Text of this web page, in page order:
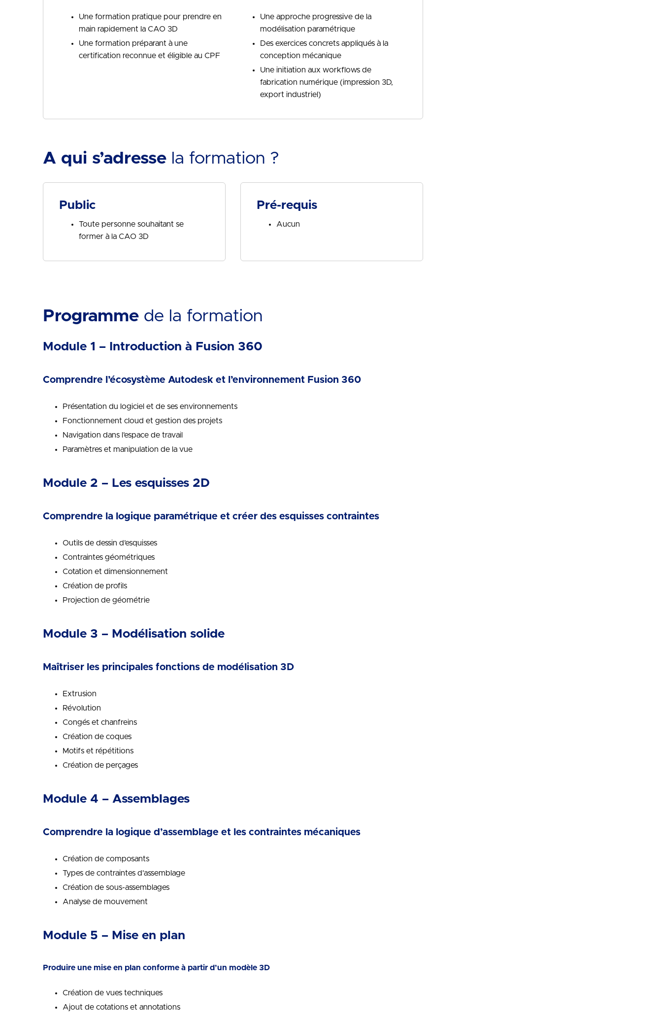
Une formation pratique pour prendre en
main rapidement la CAO 3D
Une formation préparant à une
certification reconnue et éligible au CPF
Une approche progressive de la
modélisation paramétrique
Des exercices concrets appliqués à la
conception mécanique
Une initiation aux workflows de
fabrication numérique (impression 3D,
export industriel)
A qui s’adresse la formation ?
Public
Toute personne souhaitant se
former à la CAO 3D
Pré-requis
Aucun
Programme de la formation
Module 1 – Introduction à Fusion 360
Comprendre l’écosystème Autodesk et l’environnement Fusion 360
Présentation du logiciel et de ses environnements
Fonctionnement cloud et gestion des projets
Navigation dans l’espace de travail
Paramètres et manipulation de la vue
Module 2 – Les esquisses 2D
Comprendre la logique paramétrique et créer des esquisses contraintes
Outils de dessin d’esquisses
Contraintes géométriques
Cotation et dimensionnement
Création de profils
Projection de géométrie
Module 3 – Modélisation solide
Maîtriser les principales fonctions de modélisation 3D
Extrusion
Révolution
Congés et chanfreins
Création de coques
Motifs et répétitions
Création de perçages
Module 4 – Assemblages
Comprendre la logique d’assemblage et les contraintes mécaniques
Création de composants
Types de contraintes d’assemblage
Création de sous-assemblages
Analyse de mouvement
Module 5 – Mise en plan
Produire une mise en plan conforme à partir d’un modèle 3D
Création de vues techniques
Ajout de cotations et annotations